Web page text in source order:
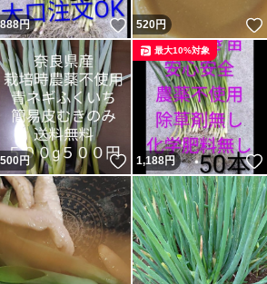
いね！
888円 いいね！
520円
いね！
500円 いいね！
1,188円
最大10%対象